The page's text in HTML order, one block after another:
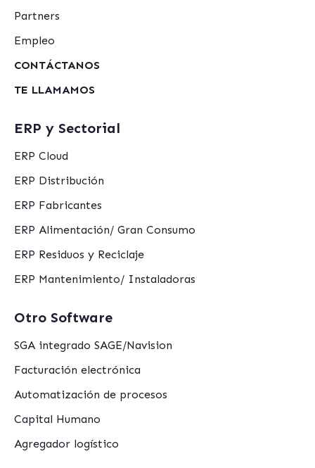
Partners
Empleo
CONTÁCTANOS
TE LLAMAMOS
ERP y Sectorial
ERP Cloud
ERP Distribución
ERP Fabricantes
ERP Alimentación/ Gran Consumo
ERP Residuos y Reciclaje
ERP Mantenimiento/ Instaladoras
Otro Software
SGA integrado SAGE/Navision
Facturación electrónica
Automatización de procesos
Capital Humano
Agregador logístico